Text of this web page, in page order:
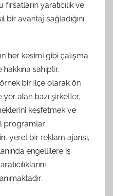
yaratıcılık ve
bir avantaj sağladığını
her kesimi gibi çalışma
sahiptir.
bir ilçe olarak ön
yer alan bazı şirketler,
keşfetmek ve
programlar
yerel bir reklam ajansı,
engellilere iş